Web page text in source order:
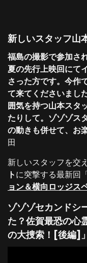
新しいスタッフ山
福島の撮影で参加さ
夏の先行上映回にて
さった方です。今作
て来てくださいまし
囲気を持つ山本スタ
たりして。ゾゾゾス
の動きも併せて、お
田
新しいスタッフを交
トに突撃する最新回
ョン＆横向ロッジス
ゾゾゾセカンドシ
た？佐賀最恐の心
の大捜索！ [後編]